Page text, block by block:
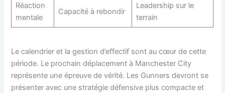
Réaction
mentale
Capacité à rebondir
Leadership sur le
terrain
Le calendrier et la gestion d’effectif sont au cœur de cette
période. Le prochain déplacement à Manchester City
représente une épreuve de vérité. Les Gunners devront se
présenter avec une stratégie défensive plus compacte et